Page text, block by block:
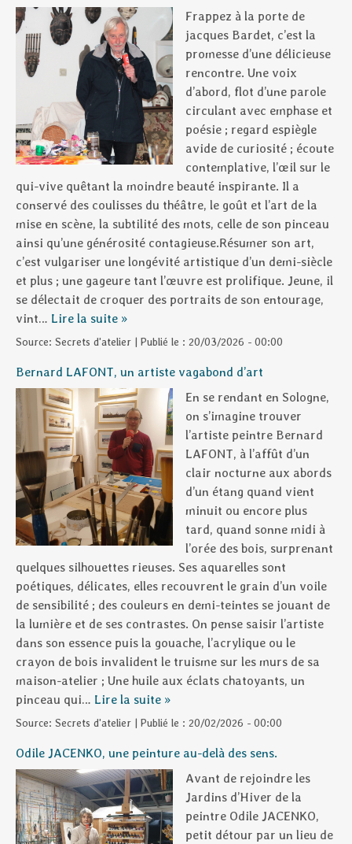
Frappez à la porte de
jacques Bardet, c’est la
promesse d’une délicieuse
rencontre. Une voix
d’abord, flot d’une parole
circulant avec emphase et
poésie ; regard espiègle
avide de curiosité ; écoute
contemplative, l’œil sur le
qui-vive quêtant la moindre beauté inspirante. Il a
conservé des coulisses du théâtre, le goût et l’art de la
mise en scène, la subtilité des mots, celle de son pinceau
ainsi qu’une générosité contagieuse.Résumer son art,
c’est vulgariser une longévité artistique d’un demi-siècle
et plus ; une gageure tant l’œuvre est prolifique. Jeune, il
se délectait de croquer des portraits de son entourage,
vint… Lire la suite »
Source: Secrets d'atelier | Publié le : 20/03/2026 - 00:00
Bernard LAFONT, un artiste vagabond d’art
En se rendant en Sologne,
on s’imagine trouver
l’artiste peintre Bernard
LAFONT, à l’affût d’un
clair nocturne aux abords
d’un étang quand vient
minuit ou encore plus
tard, quand sonne midi à
l’orée des bois, surprenant
quelques silhouettes rieuses. Ses aquarelles sont
poétiques, délicates, elles recouvrent le grain d’un voile
de sensibilité ; des couleurs en demi-teintes se jouant de
la lumière et de ses contrastes. On pense saisir l’artiste
dans son essence puis la gouache, l’acrylique ou le
crayon de bois invalident le truisme sur les murs de sa
maison-atelier ; Une huile aux éclats chatoyants, un
pinceau qui… Lire la suite »
Source: Secrets d'atelier | Publié le : 20/02/2026 - 00:00
Odile JACENKO, une peinture au-delà des sens.
Avant de rejoindre les
Jardins d’Hiver de la
peintre Odile JACENKO,
petit détour par un lieu de